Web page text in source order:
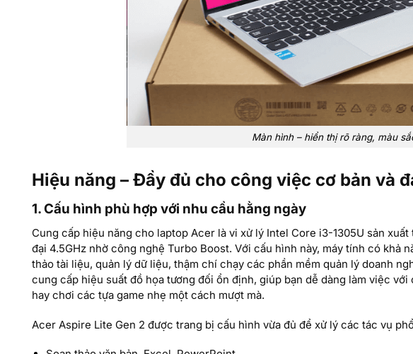
Màn hình – hiển thị rõ ràng, màu
Hiệu năng – Đầy đủ cho công việc cơ bản và
1. Cấu hình phù hợp với nhu cầu hằng ngày
Cung cấp hiệu năng cho laptop Acer là vi xử lý Intel Core i3-1305U sản
đại 4.5GHz nhờ công nghệ Turbo Boost. Với cấu hình này, máy tính có khả
thảo tài liệu, quản lý dữ liệu, thậm chí chạy các phần mềm quản lý doanh
cung cấp hiệu suất đồ họa tương đối ổn định, giúp bạn dễ dàng làm việc
hay chơi các tựa game nhẹ một cách mượt mà.
Acer Aspire Lite Gen 2 được trang bị cấu hình vừa đủ để xử lý các tác vụ